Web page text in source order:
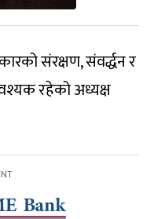
संरक्षण, संवर्द्धन र
रहेको अध्यक्ष